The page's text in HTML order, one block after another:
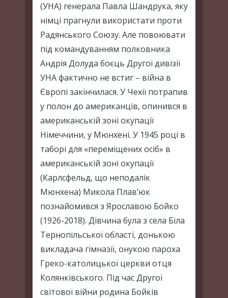
(УНА) генерала Павла Шандрука, яку
німці прагнули використати проти
Радянського Союзу. Але повоювати
під командуванням полковника
Андрія Долуда боєць Другої дивізії
УНА фактично не встиг – війна в
Європі закінчилася. У Чехії потрапив
у полон до американців, опинився в
американській зоні окупації
Німеччини, у Мюнхені. У 1945 році в
таборі для «переміщених осіб» в
американській зоні окупації
(Карлсфельд, що неподалік
Мюнхена) Микола Плав’юк
познайомився з Ярославою Бойко
(1926-2018). Дівчина була з села Біла
Тернопільської області, донькою
викладача гімназії, онукою пароха
Греко-католицької церкви отця
Колянкiвського. Під час Другої
світової війни родина Бойків